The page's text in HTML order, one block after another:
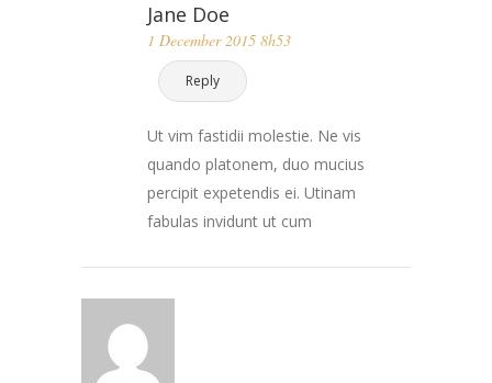
Jane Doe
1 December 2015 8h53
Reply
Ut vim fastidii molestie. Ne vis
quando platonem, duo mucius
percipit expetendis ei. Utinam
fabulas invidunt ut cum